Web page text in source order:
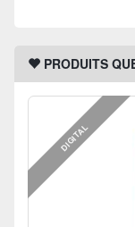
PRODUITS
DIGITAL